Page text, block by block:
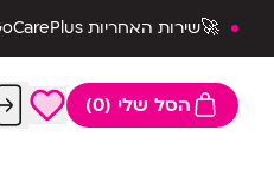
שלמות🛡️
הסל שלי (0)